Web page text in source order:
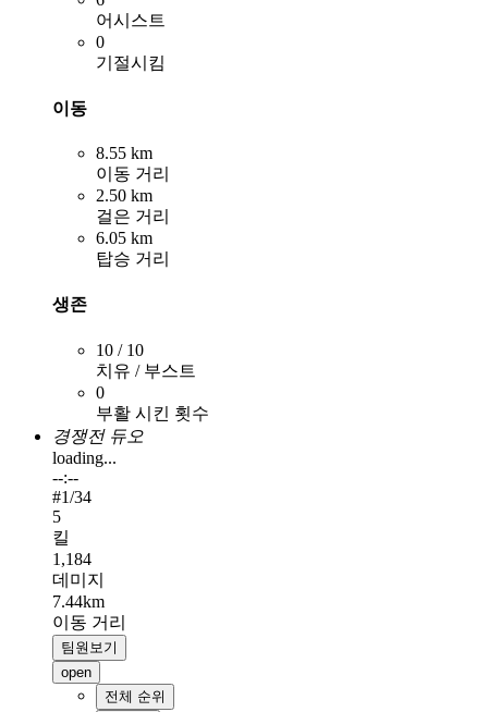
어시스트
0
기절시킴
이동
8.55 km
이동 거리
2.50 km
걸은 거리
6.05 km
탑승 거리
생존
10 / 10
치유 / 부스트
0
부활 시킨 횟수
경쟁전 듀오
loading...
--:--
#1/34
5
킬
1,184
데미지
7.44km
이동 거리
팀원보기
open
전체 순위